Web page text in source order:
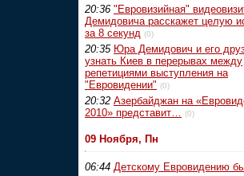
20:36 "Евровизийная"
Демидовича расскажет целую
за 8 секунд (0)
20:35 Юра Демидович и его
узнать Киев в перерывах между
репетициями выступления на
"Евровидении" (0)
20:32 Азербайджан на
2010» представит… (0)
09 Ноября, Пн
06:44 Детскому Евровидению